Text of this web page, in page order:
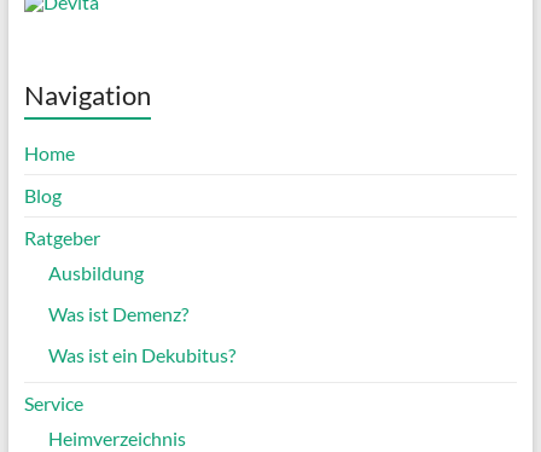
Navigation
Home
Blog
Ratgeber
Ausbildung
Was ist Demenz?
Was ist ein Dekubitus?
Service
Heimverzeichnis